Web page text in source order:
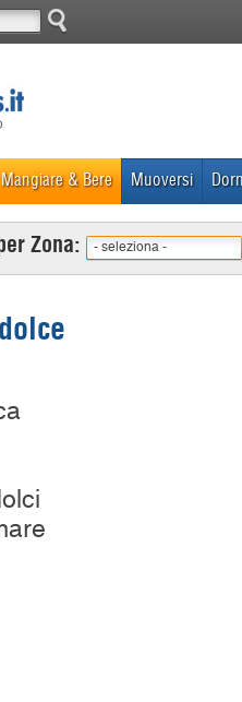
Mangiare & Bere Muoversi
Zona: - seleziona -